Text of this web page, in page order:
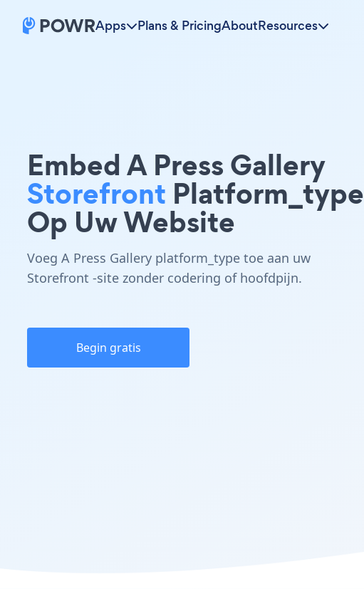
Apps Plans & PricingAboutResources
Embed A Press Gallery
Storefront Platform_type
Op Uw Website
Voeg A Press Gallery platform_type toe aan uw
Storefront -site zonder codering of hoofdpijn.
Begin gratis